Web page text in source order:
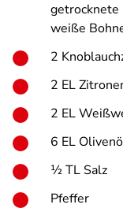
getrocknete
weiße
2
2 EL
2 EL
6 EL
½ TL Salz
Pfeffer